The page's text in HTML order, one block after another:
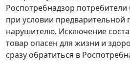
Роспотребнадзор потребители
при условии предварительной
нарушителю. Исключение
товар опасен для жизни и
сразу обратиться в